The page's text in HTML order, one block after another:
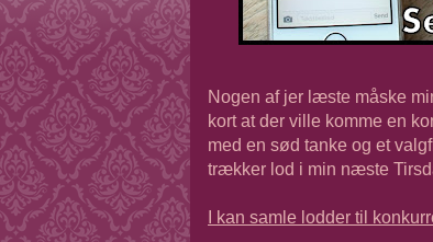
Nogen af jer læste måske
kort at der ville komme en
med en sød tanke og et
trækker lod i min næste
I kan samle lodder til